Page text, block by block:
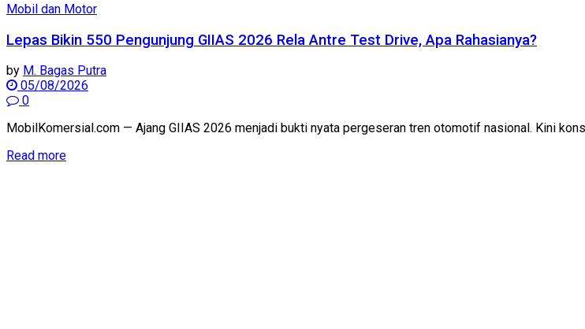
Mobil dan Motor
Lepas Bikin 550 Pengunjung GIIAS 2026 Rela Antre Test Drive, Apa Rahasianya?
by M. Bagas Putra
05/08/2026
0
MobilKomersial.com — Ajang GIIAS 2026 menjadi bukti nyata pergeseran tren otomotif nasional. Kini
Read more